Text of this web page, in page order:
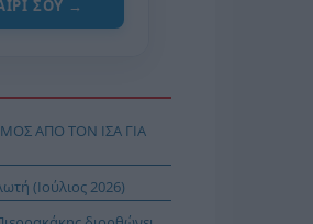
ΣΟΥ →
ΑΠΟ ΤΟΝ ΙΣΑ ΓΙΑ
(Ιούλιος 2026)